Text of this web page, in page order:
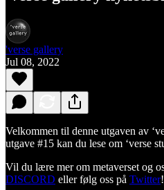
'verse gallery
Jul 08, 2022
Velkommen til denne utgaven av
utgave #15 kan du lese om ‘verse
Vil du lære mer om metaverset og
DISCORD eller følg oss på Twitter!